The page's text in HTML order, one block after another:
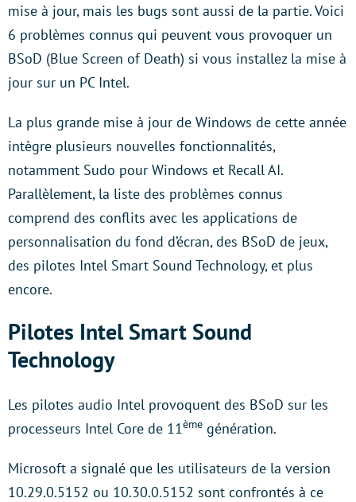
mise à jour, mais les bugs sont aussi de la partie. Voici
6 problèmes connus qui peuvent vous provoquer un
BSoD (Blue Screen of Death) si vous installez la mise à
jour sur un PC Intel.
La plus grande mise à jour de Windows de cette année
intègre plusieurs nouvelles fonctionnalités,
notamment Sudo pour Windows et Recall AI.
Parallèlement, la liste des problèmes connus
comprend des conflits avec les applications de
personnalisation du fond d’écran, des BSoD de jeux,
des pilotes Intel Smart Sound Technology, et plus
encore.
Pilotes Intel Smart Sound
Technology
Les pilotes audio Intel provoquent des BSoD sur les
processeurs Intel Core de 11ème génération.
Microsoft a signalé que les utilisateurs de la version
10.29.0.5152 ou 10.30.0.5152 sont confrontés à ce